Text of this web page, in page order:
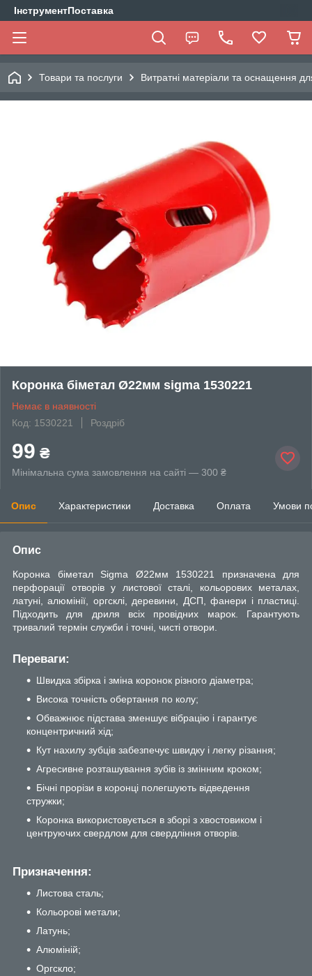
ІнструментПоставка
Товари та послуги Витратні матеріали та оснащення
Коронка біметал Ø22мм sigma 1530221
Немає в наявності
Код: 1530221
Роздріб
99 ₴
Мінімальна сума замовлення на сайті — 300 ₴
Опис Характеристики Доставка Оплата Умови
Опис
Коронка біметал Sigma Ø22мм 1530221 призначена для
перфорації отворів у листової сталі, кольорових металах,
латуні, алюмінії, оргсклі, деревини, ДСП, фанери і пластиці.
Підходить для дриля всіх провідних марок. Гарантують
тривалий термін служби і точні, чисті отвори.
Переваги:
Швидка збірка і зміна коронок різного діаметра;
Висока точність обертання по колу;
Обважнює підстава зменшує вібрацію і гарантує
концентричний хід;
Кут нахилу зубців забезпечує швидку і легку різання;
Агресивне розташування зубів із змінним кроком;
Бічні прорізи в коронці полегшують відведення
стружки;
Коронка використовується в зборі з хвостовиком і
центруючих свердлом для свердління отворів.
Призначення:
Листова сталь;
Кольорові метали;
Латунь;
Алюміній;
Оргскло;